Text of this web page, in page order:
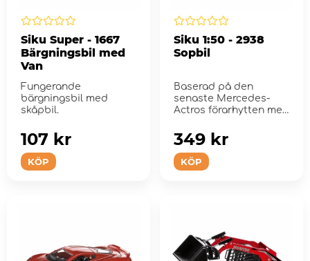
Siku Super - 1667
Bärgningsbil med
Van
Fungerande
bärgningsbil med
skåpbil.
KÖP
107 kr
Siku 1:50 - 2938
Sopbil
Baserad på den
senaste Mercedes-
Actros förarhytten med
KÖP
349 kr